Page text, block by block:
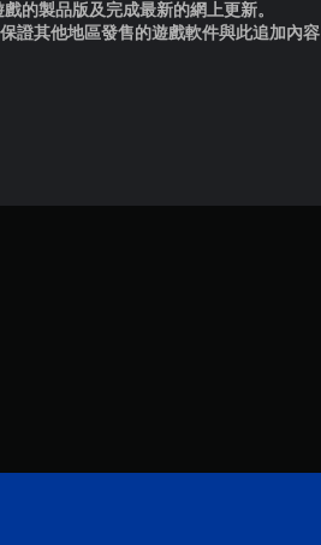
的製品版及完成最新的網上更新。
證其他地區發售的遊戲軟件與此追加內容